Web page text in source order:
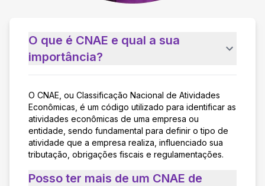
O que é CNAE e qual a sua
importância?
O CNAE, ou Classificação Nacional de Atividades
Econômicas, é um código utilizado para identificar as
atividades econômicas de uma empresa ou
entidade, sendo fundamental para definir o tipo de
atividade que a empresa realiza, influenciado sua
tributação, obrigações fiscais e regulamentações.
Posso ter mais de um CNAE de